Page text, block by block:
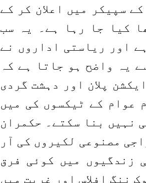
سپیکر میں اعلان کر کے
کیا جا رہا ہے۔ یہ سب
اور ریاستی اداروں نے
یہ واضح ہو جاتا ہے کہ
پلان اور دہشت گردی
عوام کے ٹیکسوں کی میں
نہیں بنا سکتے۔ حکمران
مصنوعی لکیروں کی آر
زندگیوں میں کوئی فرق
ننگ افلاس اور غربت میں